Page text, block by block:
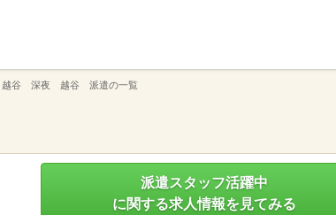
越谷 深夜 越谷 派遣の一覧
派遣スタッフ活躍中
に関する求人情報を見てみる